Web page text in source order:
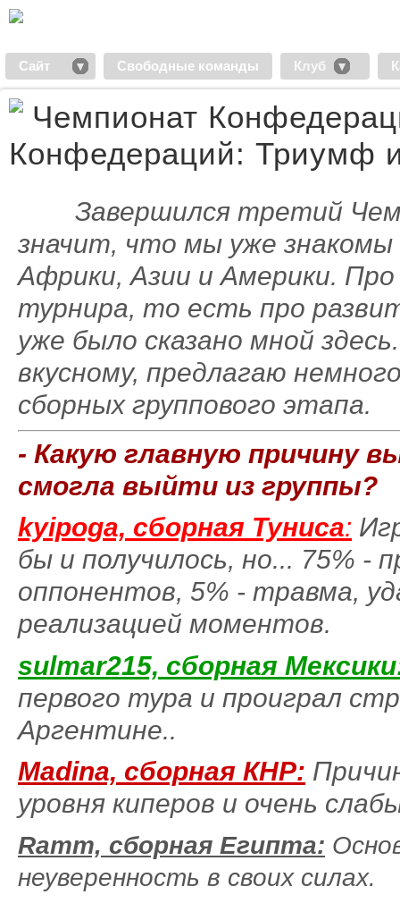
Сайт Свободные команды Клуб
Чемпионат
Конфедераций: Триумф
Завершился третий
значит, что мы уже
Африки, Азии и Америки.
турнира, то есть про
уже было сказано мной
вкусному, предлагаю
сборных группового этапа.
- Какую главную причину
смогла выйти из группы?
kyipoga, сборная Туниса:
бы и получилось, но... 75% -
оппонентов, 5% - травма,
реализацией моментов.
sulmar215, сборная
первого тура и проиграл
Аргентине..
Madina, сборная КНР:
уровня киперов и очень
Ramm, сборная Египта:
неуверенность в своих силах.